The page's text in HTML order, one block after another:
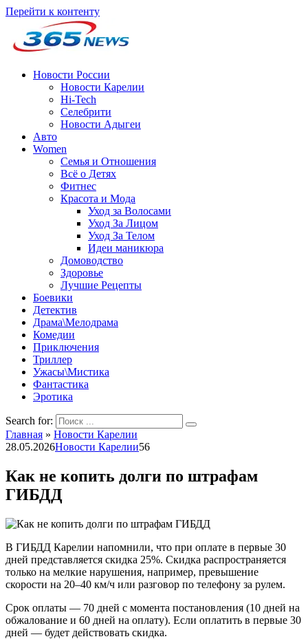
Перейти к контенту
Новости России
Новости Карелии
Hi-Tech
Селебрити
Новости Адыгеи
Авто
Women
Семья и Отношения
Всё о Детях
Фитнес
Красота и Мода
Уход за Волосами
Уход За Лицом
Уход За Телом
Идеи маникюра
Домоводство
Здоровье
Лучшие Рецепты
Боевики
Детектив
Драма\Мелодрама
Комедии
Приключения
Триллер
Ужасы\Мистика
Фантастика
Эротика
Search for:
Главная » Новости Карелии
28.05.2026Новости Карелии56
Как не копить долги по штрафам
ГИБДД
В ГИБДД Карелии напомнили, что при оплате в первые 30
дней представляется скидка 25%. Скидка распространяется
только на мелкие нарушения, например, превышение
скорости на 20–40 км/ч или разговор по телефону за рулем.
Срок оплаты — 70 дней с момента постановления (10 дней на
обжалование и 60 дней на оплату). Если оплатить в первые 30
дней — будет действовать скидка.